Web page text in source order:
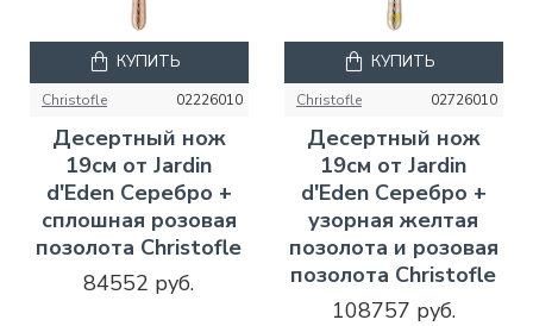
Christofle 02226010
Десертный нож
19см от Jardin
d'Eden Серебро +
сплошная розовая
позолота Christofle
84552 руб.
КУПИТЬ
Christofle 02726010
Десертный нож
19см от Jardin
d'Eden Серебро +
узорная желтая
позолота и розовая
позолота Christofle
108757 руб.
КУПИТЬ